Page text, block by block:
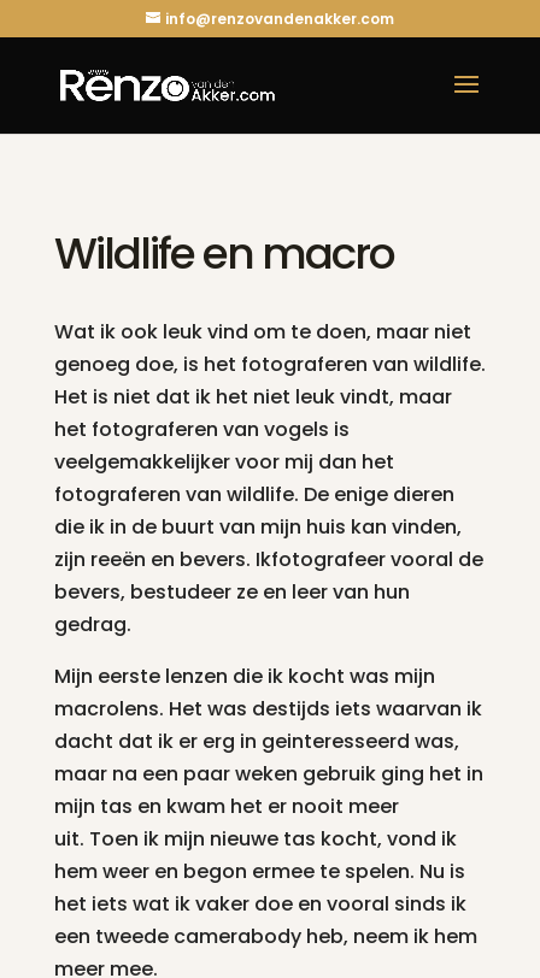
info@renzovandenakker.com
Wildlife en macro
Wat ik ook leuk vind om te doen, maar niet
genoeg doe, is het fotograferen van wildlife.
Het is niet dat ik het niet leuk vindt, maar
het fotograferen van vogels is
veelgemakkelijker voor mij dan het
fotograferen van wildlife. De enige dieren
die ik in de buurt van mijn huis kan vinden,
zijn reeën en bevers. Ikfotografeer vooral de
bevers, bestudeer ze en leer van hun
gedrag.
Mijn eerste lenzen die ik kocht was mijn
macrolens. Het was destijds iets waarvan ik
dacht dat ik er erg in geinteresseerd was,
maar na een paar weken gebruik ging het in
mijn tas en kwam het er nooit meer
uit. Toen ik mijn nieuwe tas kocht, vond ik
hem weer en begon ermee te spelen. Nu is
het iets wat ik vaker doe en vooral sinds ik
een tweede camerabody heb, neem ik hem
meer mee.